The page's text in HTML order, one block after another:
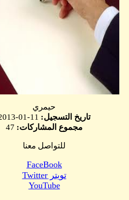
حيمري
تاريخ التسجيل:
مجموع المشاركات:
للتواصل معنا
FaceBook
تويتر Twitter
YouTube